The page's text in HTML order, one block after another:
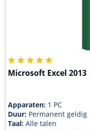
Microsoft Excel
Apparaten: 1 PC
Duur: Permanent geldig
Taal:Alle talen